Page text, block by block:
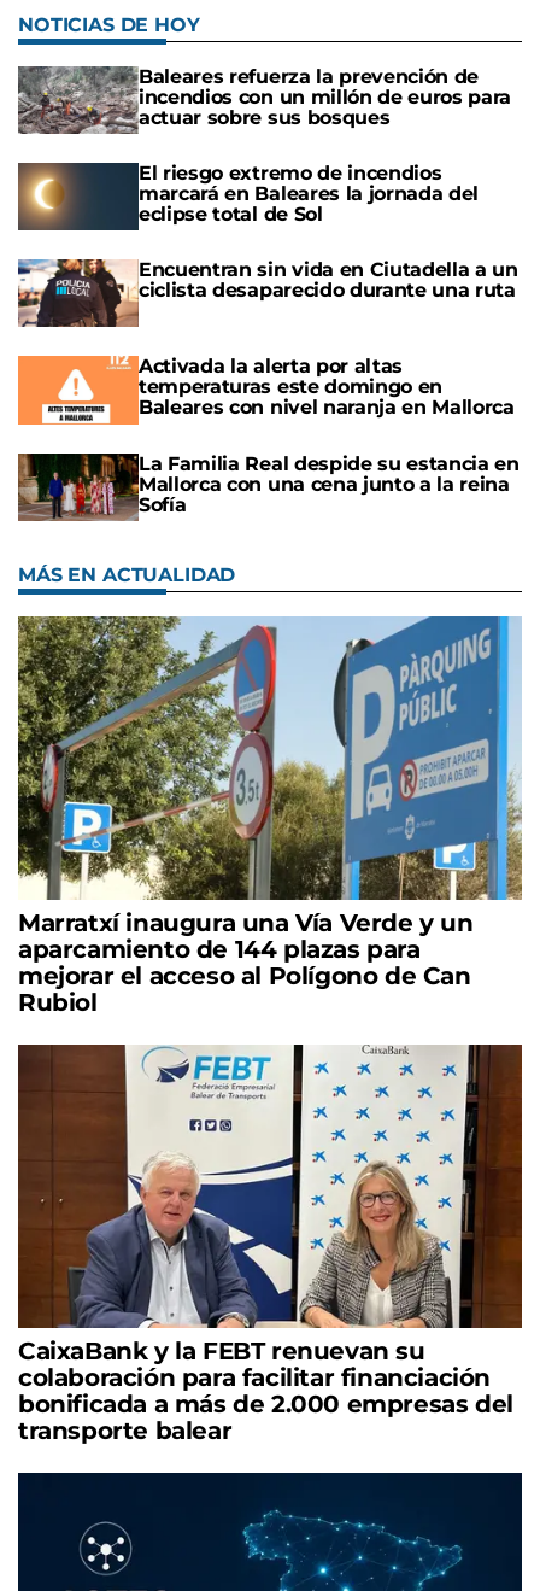
NOTICIAS DE HOY
Baleares refuerza la prevención de
incendios con un millón de euros para
actuar sobre sus bosques
El riesgo extremo de incendios
marcará en Baleares la jornada del
eclipse total de Sol
Encuentran sin vida en Ciutadella a un
ciclista desaparecido durante una ruta
Activada la alerta por altas
temperaturas este domingo en
Baleares con nivel naranja en Mallorca
La Familia Real despide su estancia en
Mallorca con una cena junto a la reina
Sofía
MÁS EN ACTUALIDAD
Marratxí inaugura una Vía Verde y un
aparcamiento de 144 plazas para
mejorar el acceso al Polígono de Can
Rubiol
CaixaBank y la FEBT renuevan su
colaboración para facilitar financiación
bonificada a más de 2.000 empresas del
transporte balear